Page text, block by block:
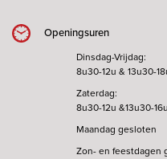
Openingsuren
Dinsdag-Vrijdag:
8u30-12u & 13u30-
Zaterdag:
8u30-12u &13u30-16u
Maandag gesloten
Zon- en feestdagen